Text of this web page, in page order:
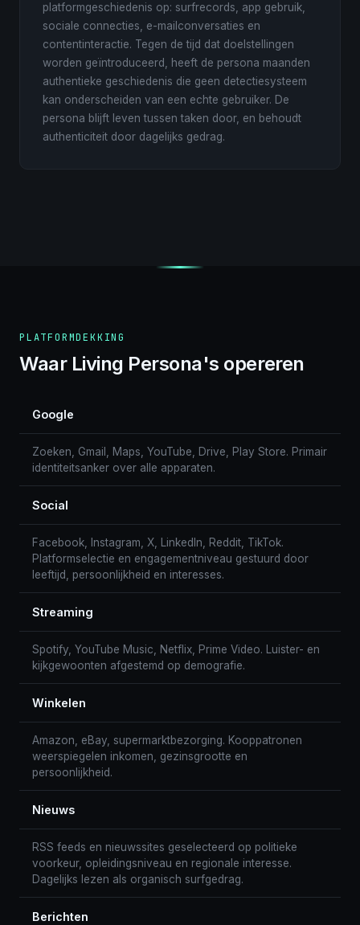
platformgeschiedenis op: surfrecords, app gebruik,
sociale connecties, e-mailconversaties en
contentinteractie. Tegen de tijd dat doelstellingen
worden geïntroduceerd, heeft de persona maanden
authentieke geschiedenis die geen detectiesysteem
kan onderscheiden van een echte gebruiker. De
persona blijft leven tussen taken door, en behoudt
authenticiteit door dagelijks gedrag.
PLATFORMDEKKING
Waar Living Persona's opereren
Google
Zoeken, Gmail, Maps, YouTube, Drive, Play Store. Primair
identiteitsanker over alle apparaten.
Social
Facebook, Instagram, X, LinkedIn, Reddit, TikTok.
Platformselectie en engagementniveau gestuurd door
leeftijd, persoonlijkheid en interesses.
Streaming
Spotify, YouTube Music, Netflix, Prime Video. Luister- en
kijkgewoonten afgestemd op demografie.
Winkelen
Amazon, eBay, supermarktbezorging. Kooppatronen
weerspiegelen inkomen, gezinsgrootte en
persoonlijkheid.
Nieuws
RSS feeds en nieuwssites geselecteerd op politieke
voorkeur, opleidingsniveau en regionale interesse.
Dagelijks lezen als organisch surfgedrag.
Berichten